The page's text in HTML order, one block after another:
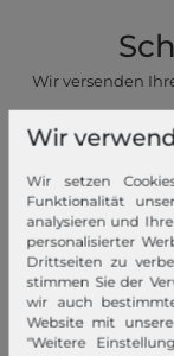
Wir versenden
Premiumversand,
Wir
Wir setzen
Funktionalität
analysieren und
personalisierter
Drittseiten zu
stimmen Sie der
wir auch
Website mit
"Weitere